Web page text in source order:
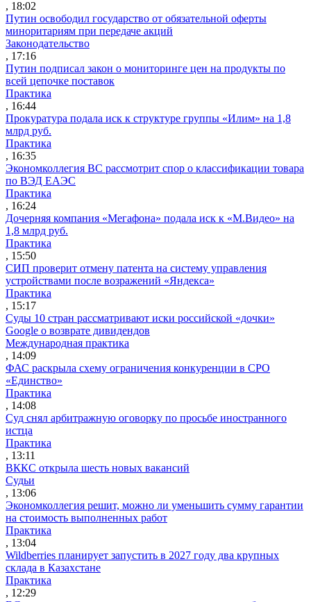
, 18:02
Путин освободил государство от обязательной оферты
миноритариям при передаче акций
Законодательство
, 17:16
Путин подписал закон о мониторинге цен на продукты по
всей цепочке поставок
Практика
, 16:44
Прокуратура подала иск к структуре группы «Илим» на 1,8
млрд руб.
Практика
, 16:35
Экономколлегия ВС рассмотрит спор о классификации товара
по ВЭД ЕАЭС
Практика
, 16:24
Дочерняя компания «Мегафона» подала иск к «М.Видео» на
1,8 млрд руб.
Практика
, 15:50
СИП проверит отмену патента на систему управления
устройствами после возражений «Яндекса»
Практика
, 15:17
Суды 10 стран рассматривают иски российской «дочки»
Google о возврате дивидендов
Международная практика
, 14:09
ФАС раскрыла схему ограничения конкуренции в СРО
«Единство»
Практика
, 14:08
Суд снял арбитражную оговорку по просьбе иностранного
истца
Практика
, 13:11
ВККС открыла шесть новых вакансий
Судьи
, 13:06
Экономколлегия решит, можно ли уменьшить сумму гарантии
на стоимость выполненных работ
Практика
, 13:04
Wildberries планирует запустить в 2027 году два крупных
склада в Казахстане
Практика
, 12:29